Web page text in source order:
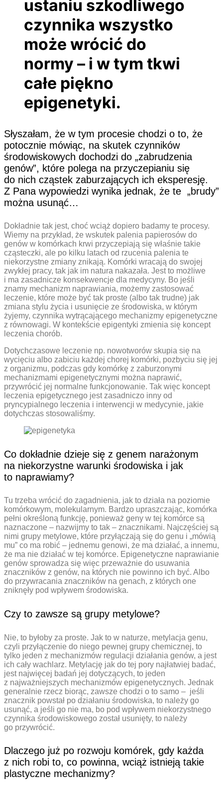
ustaniu szkodliwego
czynnika wszystko
może wrócić do
normy – i w tym tkwi
całe piękno
epigenetyki.
Słyszałam, że w tym procesie chodzi o to, że
potocznie mówiąc, na skutek czynników
środowiskowych dochodzi do „zabrudzenia
genów”, które polega na przyczepianiu się
do nich cząstek zaburzających ich eksperesję.
Z Pana wypowiedzi wynika jednak, że te „brudy”
można usunąć…
Dokładnie tak jest, choć wciąż dopiero badamy te procesy.
Wiemy na przykład, że wskutek palenia papierosów do
genów w komórkach krwi przyczepiają się właśnie takie
cząsteczki, ale po kilku latach od rzucenia palenia te
niekorzystne zmiany znikają. Komórki wracają do swojej
zwykłej pracy, tak jak im natura nakazała. Jest to możliwe
i ma zasadnicze konsekwencje dla medycyny. Bo jeśli
znamy mechanizm naprawiania, możemy zastosować
leczenie, które może być tak proste (albo tak trudne) jak
zmiana stylu życia i usunięcie ze środowiska, w którym
żyjemy, czynnika wytrącającego mechanizmy epigenetyczne
z równowagi. W kontekście epigentyki zmienia się koncept
leczenia chorób.
Dotychczasowe leczenie np. nowotworów skupia się na
wycięciu albo zabiciu każdej chorej komórki, pozbyciu się jej
z organizmu, podczas gdy komórkę z ­zaburzonymi
mechanizmami epigenetycznymi można naprawić,
przywrócić jej normalne funkcjonowanie. Tak więc koncept
leczenia epigetycznego jest zasadniczo inny od
pryncypialnego leczenia i interwencji w medycynie, jakie
dotychczas stosowaliśmy.
Co dokładnie dzieje się z genem narażonym
na niekorzystne warunki środowiska i jak
to naprawiamy?
Tu trzeba wrócić do zagadnienia, jak to działa na poziomie
komórkowym, molekularnym. Bardzo upraszczając, komórka
pełni określoną funkcję, ponieważ geny w tej komórce są
naznaczone – nazwijmy to tak – znacznikami. Najczęściej są
nimi grupy metylowe, które przyłączają się do genu i „mówią
mu” co ma robić – jednemu genowi, że ma działać, a innemu,
że ma nie działać w tej komórce. Epigenetyczne naprawianie
genów sprowadza się więc przeważnie do usuwania
znaczników z genów, na których nie powinno ich być. Albo
do przywracania znaczników na genach, z których one
zniknęły pod wpływem środowiska.
Czy to zawsze są grupy metylowe?
Nie, to byłoby za proste. Jak to w naturze, metylacja genu,
czyli przyłączenie do niego pewnej grupy chemicznej, to
tylko jeden z mechanizmów regulacji działania genów, a jest
ich cały wachlarz. Metylację jak do tej pory najłatwiej badać,
jest najwięcej badań jej dotyczących, to jeden
z najważniejszych mechanizmów epigenetycznych. Jednak
generalnie rzecz biorąc, zawsze chodzi o to samo – jeśli
znacznik powstał po działaniu środowiska, to należy go
usunąć, a jeśli go nie ma, bo pod wpływem niekorzystnego
czynnika środowiskowego został usunięty, to należy
go przywrócić.
Dlaczego już po rozwoju komórek, gdy każda
z nich robi to, co powinna, wciąż istnieją takie
plastyczne mechanizmy?